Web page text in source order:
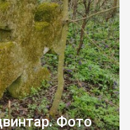
Фото